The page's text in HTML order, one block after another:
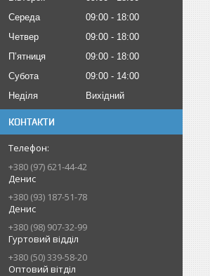
Середа
09:00
18:00
Четвер
09:00
18:00
Пʼятниця
09:00
18:00
Субота
09:00
14:00
Неділя
Вихідний
КОНТАКТИ
+380 (97) 621-44-42
Денис
+380 (93) 187-51-78
Денис
+380 (98) 907-32-99
Гуртовий відділ
+380 (50) 339-58-20
Оптовий вітділ